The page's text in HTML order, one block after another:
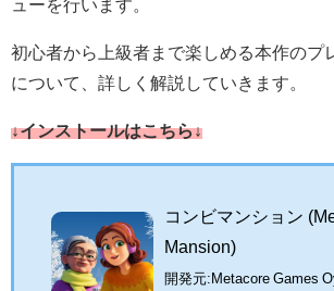
ューを行います。
初心者から上級者まで楽しめる本作のプ
について、詳しく解説していきます。
↓インストールはこちら↓
コンビマンション
Mansion)
開発元: Metacore Games